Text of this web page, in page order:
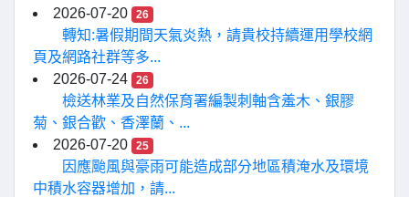
2026-07-20
26
轉知:暑假期間天氣炎熱，請貴校持續運用學校網
頁及網路社群等多...
2026-07-24
26
檢送林業及自然保育署編製刺軸含羞木、銀膠
菊、銀合歡、香澤蘭、...
2026-07-20
25
因應颱風與豪雨可能造成部分地區積淹水及環境
中積水容器增加，請...